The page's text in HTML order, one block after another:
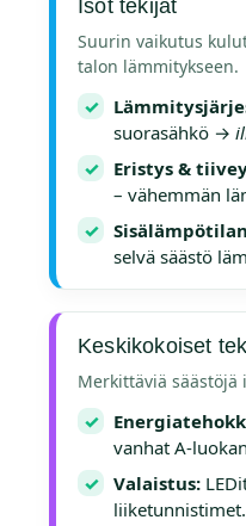
Isot tekijät
Suurin vaikutus
talon lämmitykseen.
✓
suorasähkö →
✓
Eristys &
– vähemmän
✓
selvä säästö
Keskikokoiset
Merkittäviä
✓
vanhat A-
✓
Valaistus:
liiketunnistimet.